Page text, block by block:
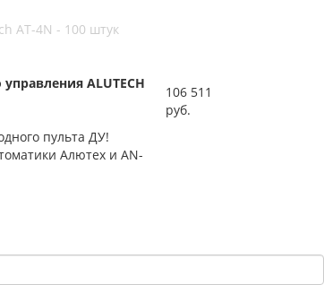
AT-4N - 100 штук
ALUTECH
пульта ДУ!
Алютех и AN-
106 511
руб.